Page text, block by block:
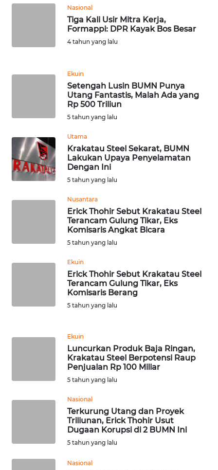
Nasional
Tiga Kali Usir Mitra Kerja,
Formappi: DPR Kayak Bos Besar
4 tahun yang lalu
Ekuin
Setengah Lusin BUMN Punya
Utang Fantastis, Malah Ada yang
Rp 500 Triliun
5 tahun yang lalu
Utama
Krakatau Steel Sekarat, BUMN
Lakukan Upaya Penyelamatan
Dengan Ini
5 tahun yang lalu
Nusantara
Erick Thohir Sebut Krakatau Steel
Terancam Gulung Tikar, Eks
Komisaris Angkat Bicara
5 tahun yang lalu
Ekuin
Erick Thohir Sebut Krakatau Steel
Terancam Gulung Tikar, Eks
Komisaris Berang
5 tahun yang lalu
Ekuin
Luncurkan Produk Baja Ringan,
Krakatau Steel Berpotensi Raup
Penjualan Rp 100 Miliar
5 tahun yang lalu
Nasional
Terkurung Utang dan Proyek
Triliunan, Erick Thohir Usut
Dugaan Korupsi di 2 BUMN Ini
5 tahun yang lalu
Nasional
WN
PAPUA
WN